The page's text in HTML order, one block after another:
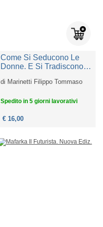
Come Si Seducono Le
Donne. E Si Tradiscono
di Marinetti Filippo Tommaso
Spedito in 5 giorni lavorativi
€ 16,00